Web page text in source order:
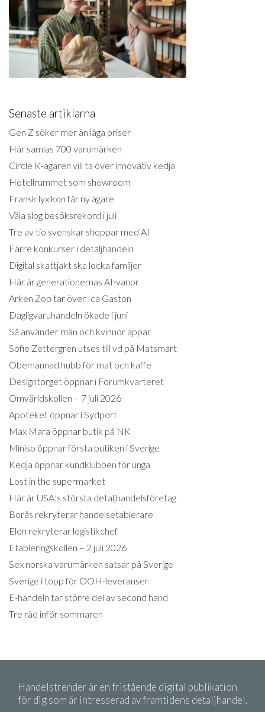
Senaste artiklarna
Gen Z söker mer än låga priser
Här samlas 700 varumärken
Circle K-ägaren vill ta över innovativ kedja
Hotellrummet som showroom
Fransk lyxikon får ny ägare
Väla slog besöksrekord i juli
Tre av tio svenskar shoppar med AI
Färre konkurser i detaljhandeln
Digital skattjakt ska locka familjer
Här är generationernas AI-vanor
Arken Zoo tar över Ica Gaston
Dagligvaruhandeln ökade i juni
Så använder män och kvinnor appar
Sofie Zettergren utses till vd på Matsmart
Obemannad hubb för mat och kaffe
Designtorget öppnar i Forumkvarteret
Omvärldskollen – 7 juli 2026
Apoteket öppnar i Sydport
Max Mara öppnar butik på NK
Miniso öppnar första butiken i Sverige
Kedja öppnar kundklubben för unga
Lost in the supermarket
Här är USA:s största detaljhandelsföretag
Borås rekryterar handelsetablerare
Elon rekryterar logistikchef
Etableringskollen – 2 juli 2026
Sex norska varumärken satsar på Sverige
Sverige i topp för OOH-leveranser
E-handeln tar större del av second hand
Tre råd inför sommaren
Handelstrender är en fristående digital publikation
för dig som är intresserad av framtidens detaljhandel.